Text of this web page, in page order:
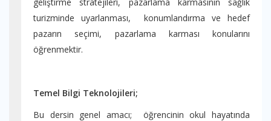
turizminde uyarlanması, konumlandırma ve hedef
pazarın seçimi, pazarlama karması konularını
öğrenmektir.
Temel Bilgi Teknolojileri;
Bu dersin genel amacı; öğrencinin okul hayatında